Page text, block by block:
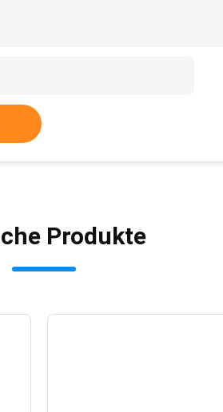
Produkte